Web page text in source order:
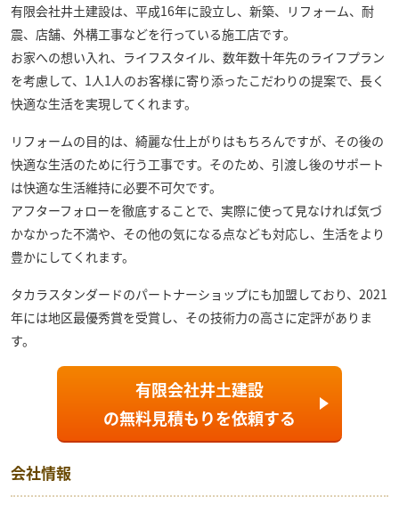
有限会社井土建設は、平成16年に設立し、新築、リフォーム、耐
震、店舗、外構工事などを行っている施工店です。
お家への想い入れ、ライフスタイル、数年数十年先のライフプラン
を考慮して、1人1人のお客様に寄り添ったこだわりの提案で、長く
快適な生活を実現してくれます。
リフォームの目的は、綺麗な仕上がりはもちろんですが、その後の
快適な生活のために行う工事です。そのため、引渡し後のサポート
は快適な生活維持に必要不可欠です。
アフターフォローを徹底することで、実際に使って見なければ気づ
かなかった不満や、その他の気になる点なども対応し、生活をより
豊かにしてくれます。
タカラスタンダードのパートナーショップにも加盟しており、2021
年には地区最優秀賞を受賞し、その技術力の高さに定評がありま
す。
有限会社井土建設
の無料見積もりを依頼する
会社情報